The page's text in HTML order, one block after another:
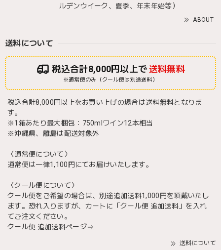
ルデンウイーク、夏季、年末年始等）
ABOUT
送料について
税込合計8,000円以上で送料無料
※通常便のみ（クール便は別途送料）
税込合計8,000円以上をお買い上げの場合は送料無料となりま
す。
※1箱あたり最大梱包：750mlワイン12本相当
※沖縄県、離島は配送対象外
〈通常便について〉
通常便は一律1,100円にてお届けいたします。
〈クール便について〉
クール便をご希望の場合は、別途追加送料1,000円を頂戴いたし
ます。恐れ入りますが、カートに「クール便 追加送料」を入れ
てご注文ください。
クール便 追加送料ページ⇒
送料について